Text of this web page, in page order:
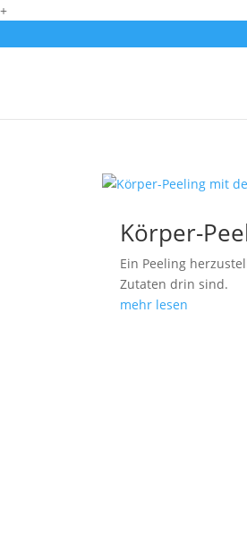
+
Körper-
Ein Peeling
Zutaten drin sind.
mehr lesen